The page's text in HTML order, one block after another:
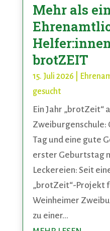
Mehr als
brotZEIT
15. Juli 2026
gesucht
Ein Jahr „brotZeit“
Zweiburgenschule:
Tag und eine gute
erster Geburtstag
Leckereien: Seit
„brotZeit“-Projekt
Weinheimer
zu einer...